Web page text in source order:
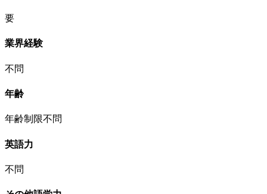
要
業界経験
不問
年齢
年齢制限不問
英語力
不問